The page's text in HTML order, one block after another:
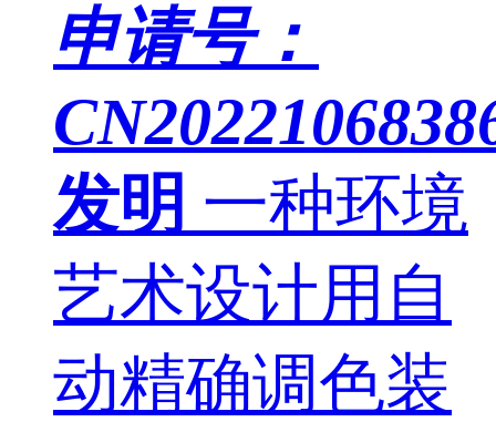
申请号：
发明 一种环境
艺术设计用自
动精确调色装